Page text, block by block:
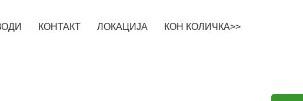
КОНТАКТ ЛОКАЦИЈА КОН КОЛИЧКА>>